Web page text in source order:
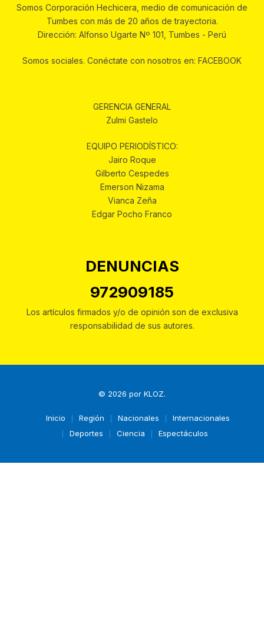
Somos Corporación Hechicera, medio de comunicación de
Tumbes con más de 20 años de trayectoria.
Dirección: Alfonso Ugarte Nº 101, Tumbes - Perú
Somos sociales. Conéctate con nosotros en: FACEBOOK
GERENCIA GENERAL
Zulmi Gastelo
EQUIPO PERIODÍSTICO:
Jairo Roque
Gilberto Cespedes
Emerson Nizama
Vianca Zeña
Edgar Pocho Franco
DENUNCIAS
972909185
Los artículos firmados y/o de opinión son de exclusiva
responsabilidad de sus autores.
© 2026 por KLOZ.
Inicio Región Nacionales
Internacionales
Deportes
Ciencia Espectáculos